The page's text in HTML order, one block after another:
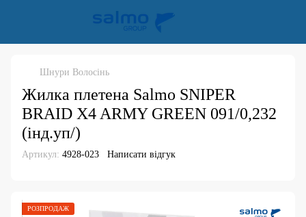
Шнури Волосінь
Жилка плетена Salmo SNIPER
BRAID X4 ARMY GREEN 091/0,232
(інд.уп/)
Артикул: 4928-023 Написати відгук
РОЗПРОДАЖ